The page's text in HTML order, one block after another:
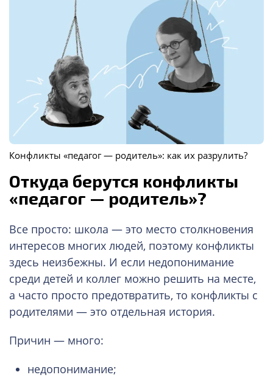
Конфликты «педагог — родитель»: как их разрулить?
Откуда берутся конфликты
«педагог — родитель»?
Все просто: школа — это место столкновения
интересов многих людей, поэтому конфликты
здесь неизбежны. И если недопонимание
среди детей и коллег можно решить на месте,
а часто просто предотвратить, то конфликты с
родителями — это отдельная история.
Причин — много:
недопонимание;